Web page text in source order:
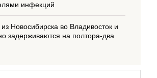
инфекций
Новосибирска во Владивосток и
задерживаются на полтора-два